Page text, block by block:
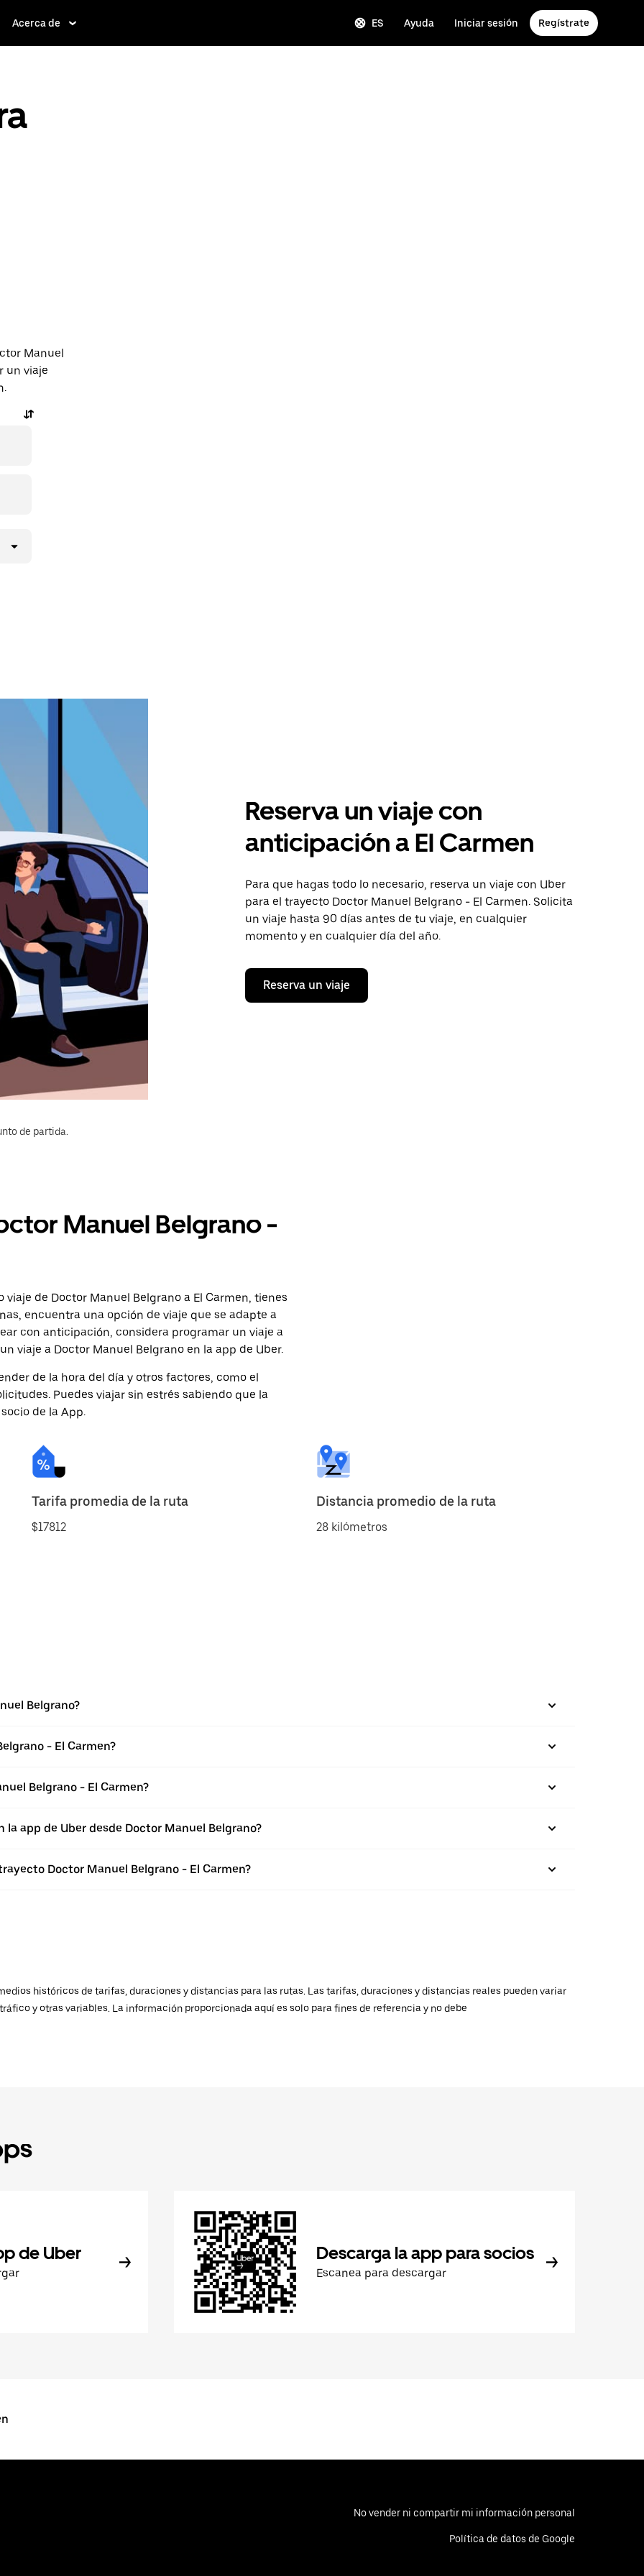
Acerca de ES Ayuda Iniciar sesión Regístrate
Manuel
un viaje
Reserva un viaje con
anticipación a El Carmen
Para que hagas todo lo necesario, reserva un viaje con Uber
para el trayecto Doctor Manuel Belgrano - El Carmen. Solicita
un viaje hasta 90 días antes de tu viaje, en cualquier
momento y en cualquier día del año.
Reserva un viaje
de partida.
Manuel Belgrano -
de Doctor Manuel Belgrano a El Carmen, tienes
encuentra una opción de viaje que se adapte a
con anticipación, considera programar un viaje a
viaje a Doctor Manuel Belgrano en la app de Uber.
de la hora del día y otros factores, como el
Puedes viajar sin estrés sabiendo que la
de la App.
Tarifa promedia de la ruta
$17812
Distancia promedio de la ruta
28 kilómetros
Belgrano?
- El Carmen?
Belgrano - El Carmen?
app de Uber desde Doctor Manuel Belgrano?
Doctor Manuel Belgrano - El Carmen?
históricos de tarifas, duraciones y distancias para las rutas. Las tarifas, duraciones y distancias reales pueden variar
y otras variables. La información proporcionada aquí es solo para fines de referencia y no debe
de Uber Descarga la app para socios
Escanea para descargar
No vender ni compartir mi información personal
Política de datos de Google